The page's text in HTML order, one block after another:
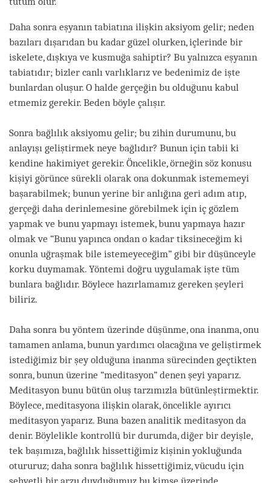
Daha sonra eşyanın tabiatına ilişkin aksiyom gelir; neden
bazıları dışarıdan bu kadar güzel olurken, içlerinde bir
iskelete, dışkıya ve kusmuğa sahiptir? Bu yalnızca eşyanın
tabiatıdır; bizler canlı varlıklarız ve bedenimiz de işte
bunlardan oluşur. O halde gerçeğin bu olduğunu kabul
etmemiz gerekir. Beden böyle çalışır.
Sonra bağlılık aksiyomu gelir; bu zihin durumunu, bu
anlayışı geliştirmek neye bağlıdır? Bunun için tabii ki
kendine hakimiyet gerekir. Öncelikle, örneğin söz konusu
kişiyi görünce sürekli olarak ona dokunmak istememeyi
başarabilmek; bunun yerine bir anlığına geri adım atıp,
gerçeği daha derinlemesine görebilmek için iç gözlem
yapmak ve bunu yapmayı istemek, bunu yapmaya hazır
olmak ve “Bunu yapınca ondan o kadar tiksineceğim ki
onunla uğraşmak bile istemeyeceğim” gibi bir düşünceyle
korku duymamak. Yöntemi doğru uygulamak işte tüm
bunlara bağlıdır. Böylece hazırlamamız gereken şeyleri
biliriz.
Daha sonra bu yöntem üzerinde düşünme, ona inanma, onu
tamamen anlama, bunun yardımcı olacağına ve geliştirmek
istediğimiz bir şey olduğuna inanma sürecinden geçtikten
sonra, bunun üzerine “meditasyon” denen şeyi yaparız.
Meditasyon bunu bütün oluş tarzımızla bütünleştirmektir.
Böylece, meditasyona ilişkin olarak, öncelikle ayırıcı
meditasyon yaparız. Buna bazen analitik meditasyon da
denir. Böylelikle kontrollü bir durumda, diğer bir deyişle,
tek başımıza, bağlılık hissettiğimiz kişinin yokluğunda
otururuz; daha sonra bağlılık hissettiğimiz, vücudu için